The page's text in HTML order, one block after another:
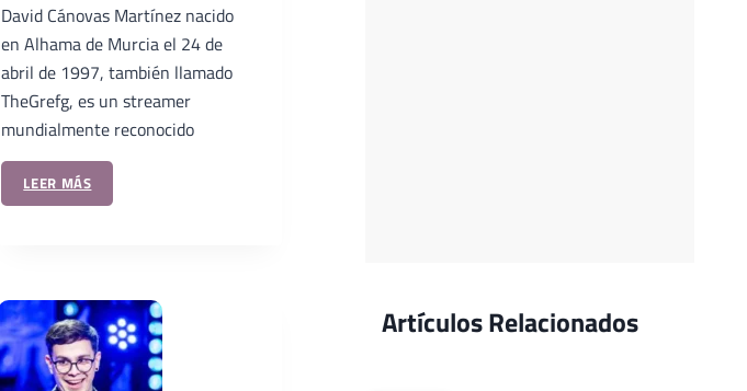
David Cánovas Martínez nacido
en Alhama de Murcia el 24 de
abril de 1997, también llamado
TheGrefg, es un streamer
mundialmente reconocido
LEER MÁS
Artículos Relacionados